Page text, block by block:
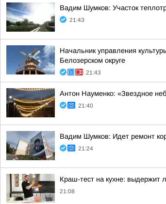
Вадим Шумков: Участок
21:43
Начальник управления
Белозерском округе
21:43
Антон Науменко: «Звездное
21:40
Вадим Шумков: Идет ремонт
21:24
Краш-тест на кухне: выдержит
21:08